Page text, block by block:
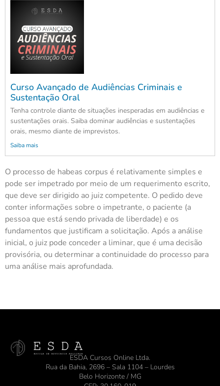
Curso Avançado de Audiências Criminais e
Sustentação Oral
Tenha controle diante de situações inesperadas em audiências e
sustentações orais. Saiba dominar audiências e sustentações
orais, mesmo diante de imprevistos.
Saiba mais
O processo de habeas corpus é relativamente simples e
pode ser impetrado por meio de um requerimento escrito,
que deve ser dirigido ao juiz competente. O pedido deve
conter informações sobre o impetrante, o paciente (a
pessoa que está sendo privada de liberdade) e os
fundamentos que justificam a solicitação. Após a análise
inicial, o juiz pode conceder a liminar, que é uma decisão
provisória, ou determinar a continuidade do processo para
uma análise mais aprofundada.
ESDA Cursos Online Ltda.
Rua da Bahia, 2696 – Sala 1104 – Lourdes
Belo Horizonte / MG